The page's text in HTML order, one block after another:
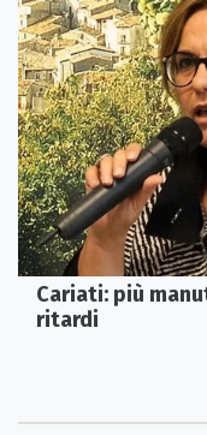
Cariati: più
ritardi